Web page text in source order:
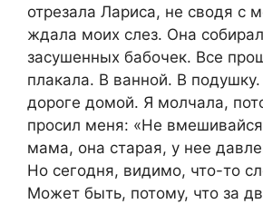
отрезала Лариса, не сводя с
ждала моих слез. Она
засушенных бабочек. Все
плакала. В ванной. В
дороге домой. Я молчала,
просил меня: «Не
мама, она старая, у нее
Но сегодня, видимо, что-то
Может быть, потому, что за